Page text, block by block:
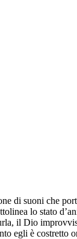
di suoni che
lo stato
il Dio
egli è costretto